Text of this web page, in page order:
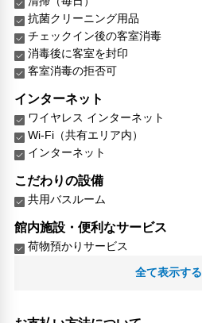
抗菌クリーニング用品
チェックイン後の客室消毒
消毒後に客室を封印
客室消毒の拒否可
インターネット
ワイヤレス インターネット
Wi-Fi（共有エリア内）
インターネット
こだわりの設備
共用バスルーム
館内施設・便利なサービス
荷物預かりサービス
全て表示する